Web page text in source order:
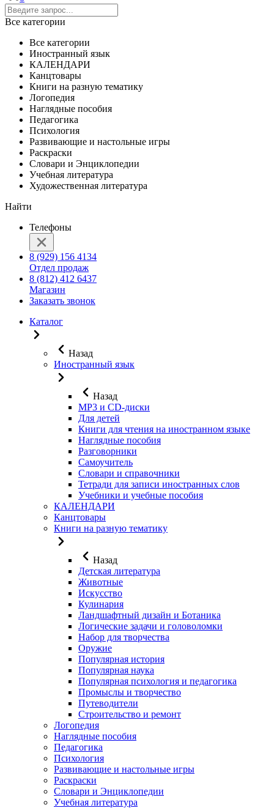
Все категории
Все категории
Иностранный язык
КАЛЕНДАРИ
Канцтовары
Книги на разную тематику
Логопедия
Наглядные пособия
Педагогика
Психология
Развивающие и настольные игры
Раскраски
Словари и Энциклопедии
Учебная литература
Художественная литература
Найти
Телефоны
8 (929) 156 4134
Отдел продаж
8 (812) 412 6437
Магазин
Заказать звонок
Каталог
Назад
Иностранный язык
Назад
MP3 и CD-диски
Для детей
Книги для чтения на иностранном языке
Наглядные пособия
Разговорники
Самоучитель
Словари и справочники
Тетради для записи иностранных слов
Учебники и учебные пособия
КАЛЕНДАРИ
Канцтовары
Книги на разную тематику
Назад
Детская литература
Животные
Искусство
Кулинария
Ландшафтный дизайн и Ботаника
Логические задачи и головоломки
Набор для творчества
Оружие
Популярная история
Популярная наука
Популярная психология и педагогика
Промыслы и творчество
Путеводители
Строительство и ремонт
Логопедия
Наглядные пособия
Педагогика
Психология
Развивающие и настольные игры
Раскраски
Словари и Энциклопедии
Учебная литература